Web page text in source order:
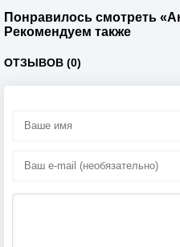
Понравилось смотреть
Рекомендуем также
ОТЗЫВОВ (0)